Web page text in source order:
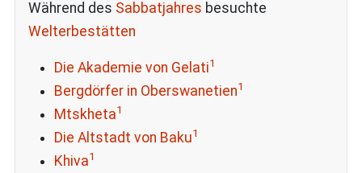
Während des Sabbatjahres besuchte
Welterbestätten
Die Akademie von Gelati1
Bergdörfer in Oberswanetien1
Mtskheta1
Die Altstadt von Baku1
Khiva1